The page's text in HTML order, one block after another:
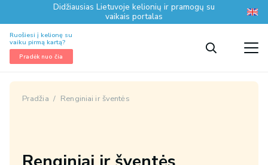
Didžiausias Lietuvoje kelionių ir pramogų su
vaikais portalas
Ruošiesi į kelionę su
vaiku pirmą kartą?
Pradėk nuo čia
Pradžia / Renginiai ir šventės